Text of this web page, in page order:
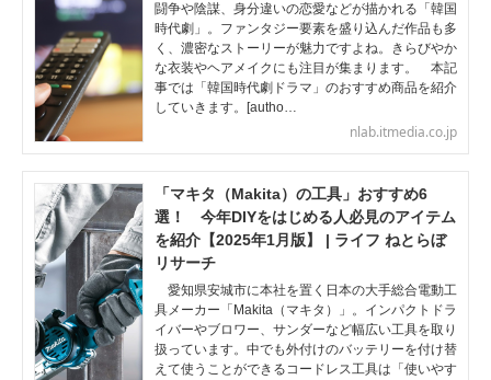
闘争や陰謀、身分違いの恋愛などが描かれる「韓国
時代劇」。ファンタジー要素を盛り込んだ作品も多
く、濃密なストーリーが魅力ですよね。きらびやか
な衣装やヘアメイクにも注目が集まります。 本記
事では「韓国時代劇ドラマ」のおすすめ商品を紹介
していきます。[autho…
nlab.itmedia.co.jp
「マキタ（Makita）の工具」おすすめ6
選！ 今年DIYをはじめる人必見のアイテム
を紹介【2025年1月版】 | ライフ ねとらぼ
リサーチ
愛知県安城市に本社を置く日本の大手総合電動工
具メーカー「Makita（マキタ）」。インパクトドラ
イバーやブロワー、サンダーなど幅広い工具を取り
扱っています。中でも外付けのバッテリーを付け替
えて使うことができるコードレス工具は「使いやす